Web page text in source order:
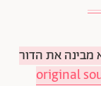
מבינה את הדור
♬ original